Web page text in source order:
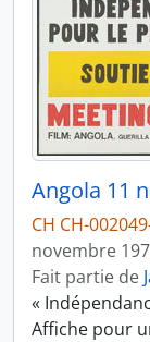
Angola 11
CH CH-
novembre
Fait partie de
«
Affiche pour